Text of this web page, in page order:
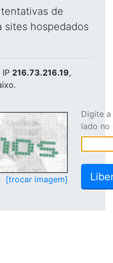
de
sites hospedados
216.73.216.19,
[trocar imagem]
Digite
lado no